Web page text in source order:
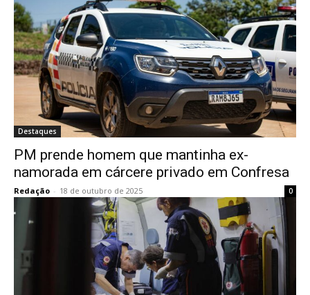
Destaques
PM prende homem que mantinha ex-
namorada em cárcere privado em Confresa
Redação - 18 de outubro de 2025 0